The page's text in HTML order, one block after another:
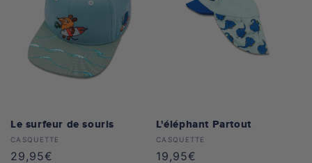
Le surfeur de souris
Distributeur :
CASQUETTE
Prix
29,95€
L'éléphant Partout
Distributeur :
CASQUETTE
Prix
19,95€